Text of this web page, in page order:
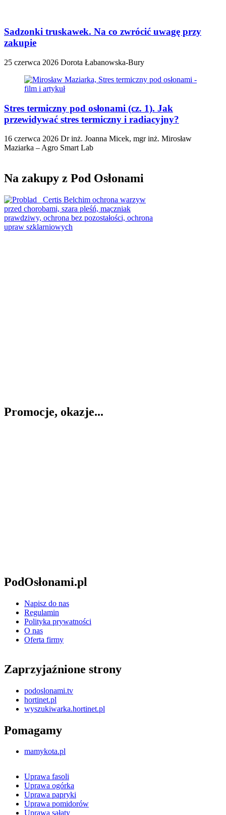
Sadzonki truskawek. Na co zwrócić uwagę przy
zakupie
25 czerwca 2026 Dorota Łabanowska-Bury
Stres termiczny pod osłonami (cz. 1). Jak
przewidywać stres termiczny i radiacyjny?
16 czerwca 2026 Dr inż. Joanna Micek, mgr inż. Mirosław
Maziarka – Agro Smart Lab
Na zakupy z Pod Osłonami
Promocje, okazje...
PodOsłonami.pl
Napisz do nas
Regulamin
Polityka prywatności
O nas
Oferta firmy
Zaprzyjaźnione strony
podoslonami.tv
hortinet.pl
wyszukiwarka.hortinet.pl
Pomagamy
mamykota.pl
Uprawa fasoli
Uprawa ogórka
Uprawa papryki
Uprawa pomidorów
Uprawa sałaty